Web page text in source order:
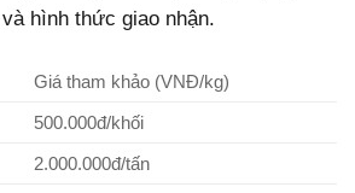
hình thức giao nhận.
Giá tham khảo (VNĐ/kg)
500.000đ/khối
2.000.000đ/tấn